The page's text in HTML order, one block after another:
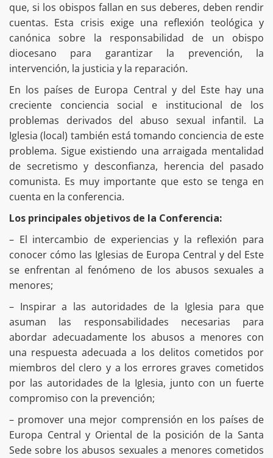
que, si los obispos fallan en sus deberes, deben rendir
cuentas. Esta crisis exige una reflexión teológica y
canónica sobre la responsabilidad de un obispo
diocesano para garantizar la prevención, la
intervención, la justicia y la reparación.
En los países de Europa Central y del Este hay una
creciente conciencia social e institucional de los
problemas derivados del abuso sexual infantil. La
Iglesia (local) también está tomando conciencia de este
problema. Sigue existiendo una arraigada mentalidad
de secretismo y desconfianza, herencia del pasado
comunista. Es muy importante que esto se tenga en
cuenta en la conferencia.
Los principales objetivos de la Conferencia:
– El intercambio de experiencias y la reflexión para
conocer cómo las Iglesias de Europa Central y del Este
se enfrentan al fenómeno de los abusos sexuales a
menores;
– Inspirar a las autoridades de la Iglesia para que
asuman las responsabilidades necesarias para
abordar adecuadamente los abusos a menores con
una respuesta adecuada a los delitos cometidos por
miembros del clero y a los errores graves cometidos
por las autoridades de la Iglesia, junto con un fuerte
compromiso con la prevención;
– promover una mejor comprensión en los países de
Europa Central y Oriental de la posición de la Santa
Sede sobre los abusos sexuales a menores cometidos